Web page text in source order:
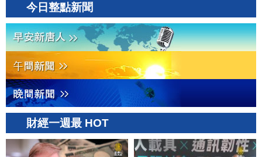
今日整點新聞
財經一週最 HOT